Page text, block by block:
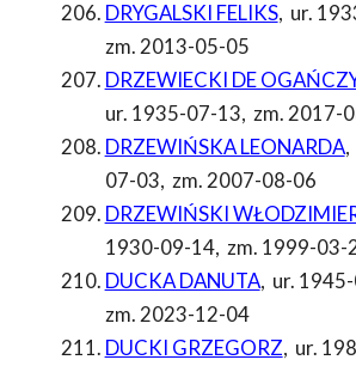
DRYGALSKI FELIKS, ur.
zm. 2013-05-05
DRZEWIECKI DE
ur. 1935-07-13, zm. 2017-
DRZEWIŃSKA LEONARDA,
07-03, zm. 2007-08-06
DRZEWIŃSKI
1930-09-14, zm. 1999-03-
DUCKA DANUTA, ur.
zm. 2023-12-04
DUCKI GRZEGORZ, ur.